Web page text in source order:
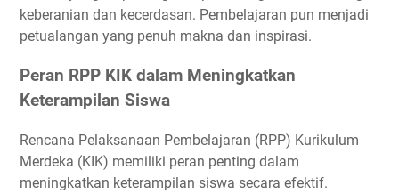
keberanian dan kecerdasan. Pembelajaran pun menjadi
petualangan yang penuh makna dan inspirasi.
Peran RPP KIK dalam Meningkatkan
Keterampilan Siswa
Rencana Pelaksanaan Pembelajaran (RPP) Kurikulum
Merdeka (KIK) memiliki peran penting dalam
meningkatkan keterampilan siswa secara efektif.